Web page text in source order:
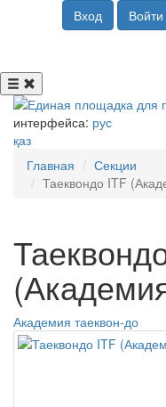
Вход Войти
интерфейса: рус
қаз
Главная
Секции
Таеквондо ITF
Академия таеквон-до